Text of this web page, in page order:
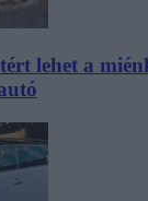
lehet a